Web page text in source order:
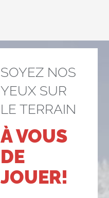
SOYEZ NOS
YEUX SUR
LE TERRAIN
À VOUS
DE
JOUER!